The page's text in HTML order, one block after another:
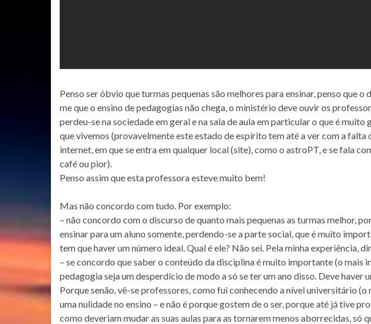
Penso ser óbvio que turmas pequenas são melhores para ensinar, penso que
me que o ensino de pedagogias não chega, o ministério deve ouvir os
perdeu-se na sociedade em geral e na sala de aula em particular o que é
que vivemos (provavelmente este estado de espírito tem até a ver com a falta
internet, em que se entra em qualquer local (site), como o astroPT, e se fala
café ou pior).
Penso assim que esta professora esteve muito bem!
Mas não concordo com tudo. Por exemplo:
– não concordo com o discurso de quanto mais pequenas as turmas melhor,
ensinar para um aluno somente, perdendo-se a parte social, que é muito
tem que haver um número ideal. Qual é ele? Não sei. Pela minha experiência,
– se concordo que saber o conteúdo da disciplina é muito importante (o mais
pedagogia seja um desperdício de modo a só se ter um ano disso. Deve haver
Porque senão, vê-se professores, como fui conhecendo a nível universitário
uma nulidade no ensino – e não é porque gostem de o ser, porque até já tive
como deveriam mudar as suas aulas para as tornarem menos aborrecidas, só